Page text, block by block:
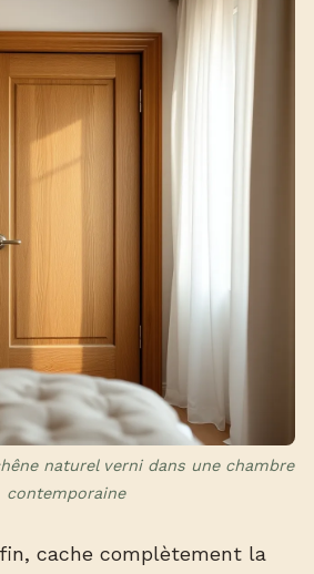
naturel verni dans une chambre
contemporaine
cache complètement la